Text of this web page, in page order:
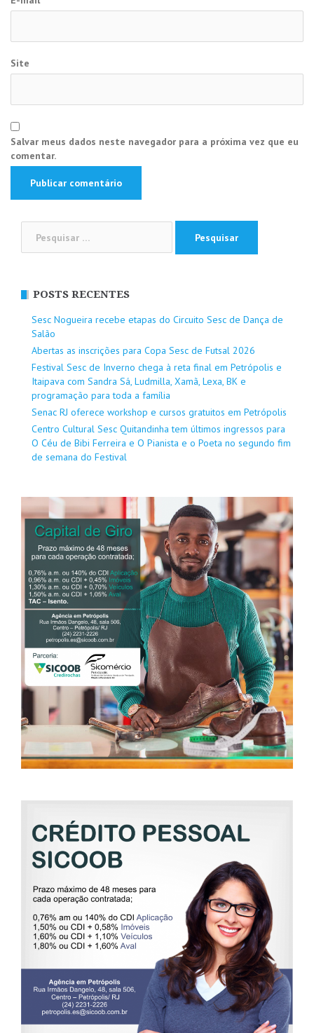
Site
Salvar meus dados neste navegador para a próxima vez que eu
comentar.
por:
POSTS RECENTES
Sesc Nogueira recebe etapas do Circuito Sesc de Dança de
Salão
Abertas as inscrições para Copa Sesc de Futsal 2026
Festival Sesc de Inverno chega à reta final em Petrópolis e
Itaipava com Sandra Sá, Ludmilla, Xamã, Lexa, BK e
programação para toda a família
Senac RJ oferece workshop e cursos gratuitos em Petrópolis
Centro Cultural Sesc Quitandinha tem últimos ingressos para
O Céu de Bibi Ferreira e O Pianista e o Poeta no segundo fim
de semana do Festival